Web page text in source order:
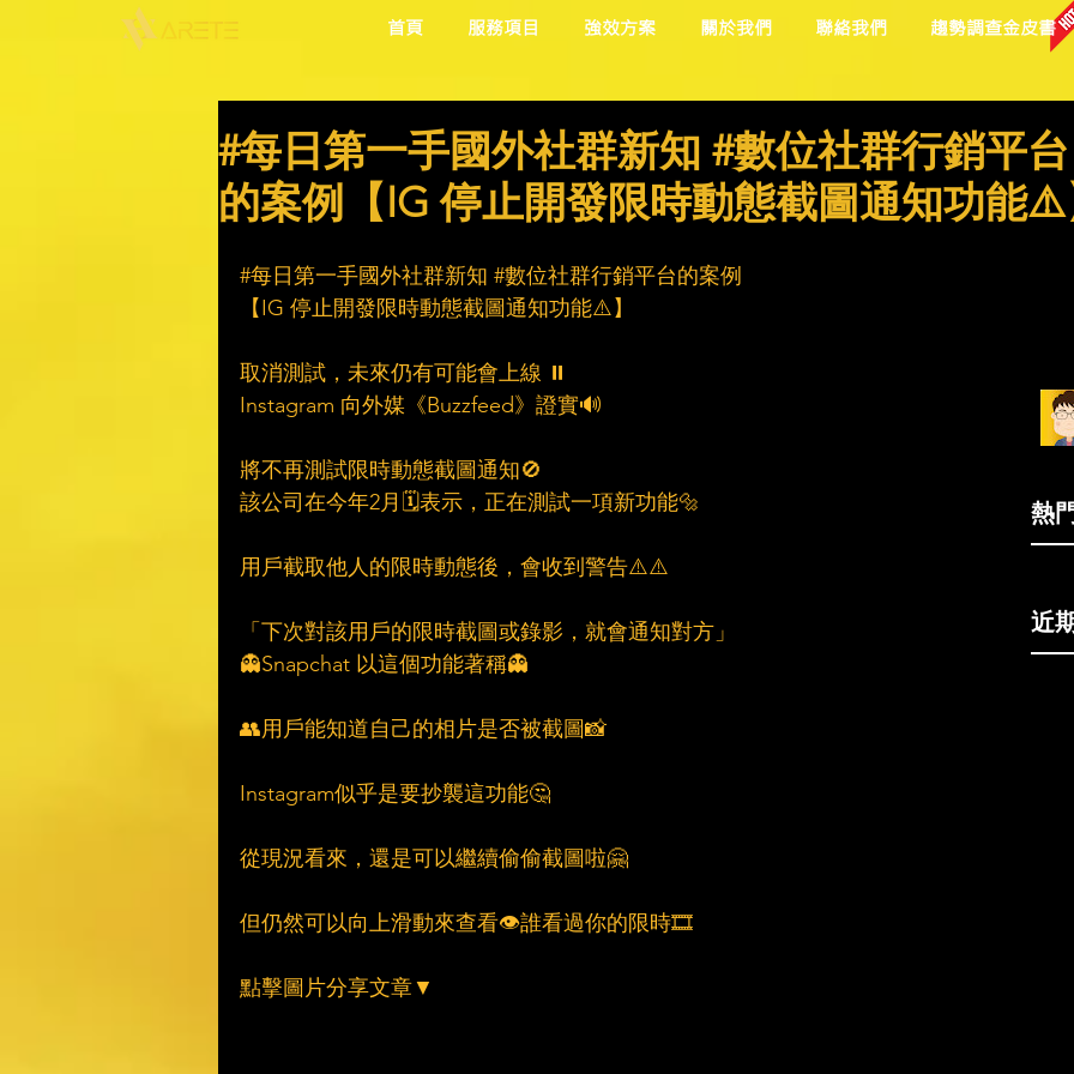
首頁 服務項目 強效方案 關於我們 聯絡我們 趨勢調查金皮書
#每日第一手國外社群新知 #數位社群行銷平台
的案例【IG 停止開發限時動態截圖通知功能
#每日第一手國外社群新知 #數位社群行銷平台的案例
【IG 停止開發限時動態截圖通知功能⚠️】
取消測試，未來仍有可能會上線 ⏸
Instagram 向外媒《Buzzfeed》證實🔊
將不再測試限時動態截圖通知🚫
該公司在今年2月🗓表示，正在測試一項新功能🔩
用戶截取他人的限時動態後，會收到警告⚠️⚠️
「下次對該用戶的限時截圖或錄影，就會通知對方」
👻Snapchat 以這個功能著稱👻
👥用戶能知道自己的相片是否被截圖📸
Instagram似乎是要抄襲這功能🤔
從現況看來，還是可以繼續偷偷截圖啦🤗
但仍然可以向上滑動來查看👁誰看過你的限時🎞
點擊圖片分享文章▼
熱
近